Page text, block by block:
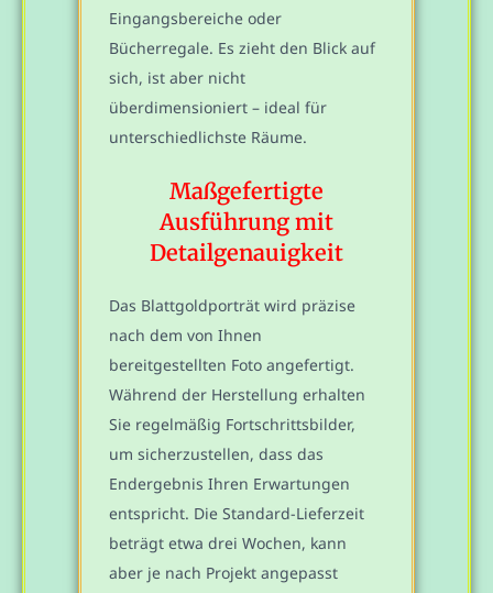
Eingangsbereiche oder
Bücherregale. Es zieht den Blick auf
sich, ist aber nicht
überdimensioniert – ideal für
unterschiedlichste Räume.
Maßgefertigte
Ausführung mit
Detailgenauigkeit
Das Blattgoldporträt wird präzise
nach dem von Ihnen
bereitgestellten Foto angefertigt.
Während der Herstellung erhalten
Sie regelmäßig Fortschrittsbilder,
um sicherzustellen, dass das
Endergebnis Ihren Erwartungen
entspricht. Die Standard-Lieferzeit
beträgt etwa drei Wochen, kann
aber je nach Projekt angepasst